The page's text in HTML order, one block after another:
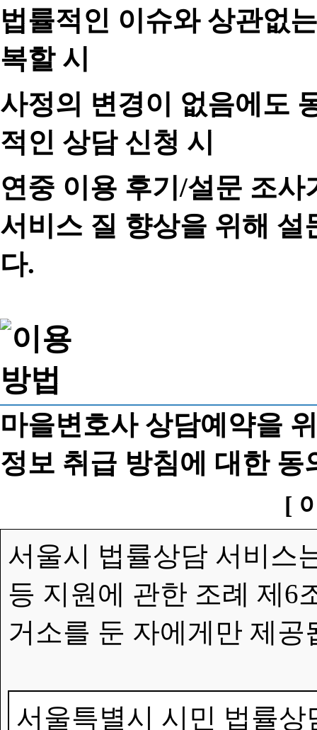
법률적인 이슈와 상관없
복할 시
사정의 변경이 없음에도
적인 상담 신청 시
연중 이용 후기/설문 조
서비스 질 향상을 위해
다.
마을변호사 상담예약을
정보 취급 방침에 대한 동
[
서울시 법률상담 서비스
등 지원에 관한 조례 제6
거소를 둔 자에게만 제공
서울특별시 시민 법률